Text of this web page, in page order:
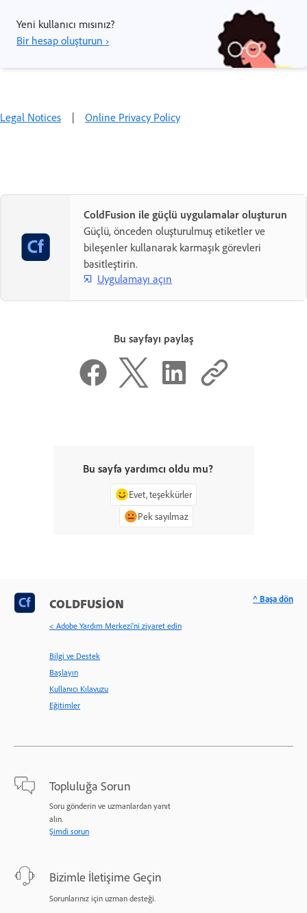
Yeni kullanıcı mısınız?
Bir hesap oluşturun ›
Legal Notices | Online Privacy Policy
ColdFusion ile güçlü uygulamalar oluşturun
Güçlü, önceden oluşturulmuş etiketler ve
bileşenler kullanarak karmaşık görevleri
basitleştirin.
Uygulamayı açın
Bu sayfayı paylaş
Bu sayfa yardımcı oldu mu?
Evet, teşekkürler
Pek sayılmaz
COLDFUSION
< Adobe Yardım Merkezi'ni ziyaret edin
Bilgi ve Destek
Başlayın
Kullanıcı Kılavuzu
Eğitimler
Topluluğa Sorun
Soru gönderin ve uzmanlardan yanıt
alın.
Şimdi sorun
Bizimle İletişime Geçin
Sorunlarınız için uzman desteği.
^ Başa dön